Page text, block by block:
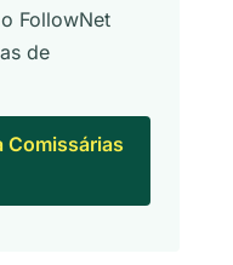
FollowNet
de
Comissárias